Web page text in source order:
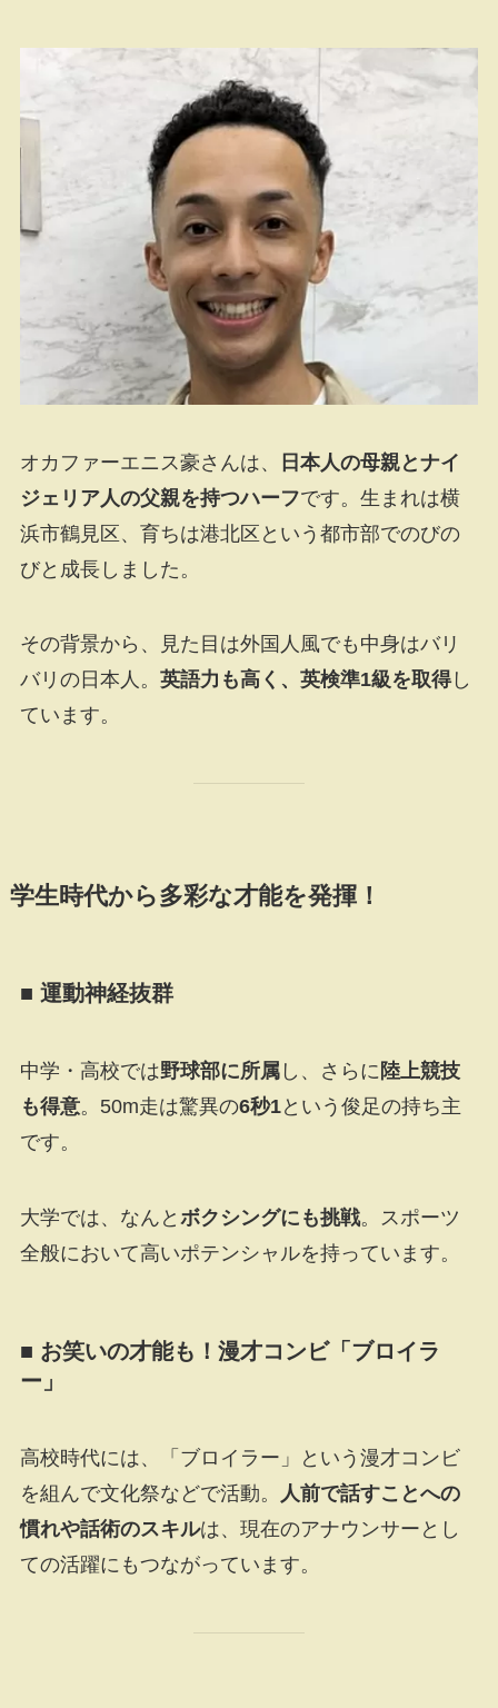
オカファーエニス豪さんは、
日本人の母親とナイ
ジェリア人の父親を持つハーフです。生まれは横
浜市鶴見区、育ちは港北区という都市部でのびの
びと成長しました。
その背景から、見た目は外国人風でも中身はバリ
バリの日本人。 英語力も高く、英検準1級を取得し
ています。
学生時代から多彩な才能を発揮！
■ 運動神経抜群
中学・高校では野球部に所属し、さらに 陸上競技
も得意。50m走は驚異の6秒1という俊足の持ち主
です。
大学では、なんと ボクシングにも挑戦。スポーツ
全般において高いポテンシャルを持っています。
■ お笑いの才能も！漫才コンビ「ブロイラ
ー」
高校時代には、「ブロイラー」という漫才コンビ
を組んで文化祭などで活動。
人前で話すことへの
慣れや話術のスキルは、現在のアナウンサーとし
ての活躍にもつながっています。